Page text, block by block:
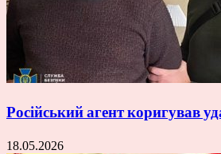
Російський агент коригував
18.05.2026